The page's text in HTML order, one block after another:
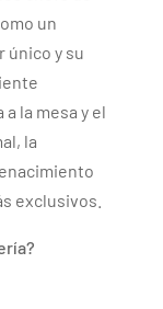
un
único y su
la mesa y el
la
exclusivos.